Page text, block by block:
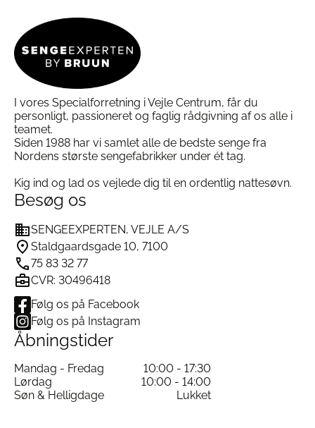
I vores Specialforretning i Vejle Centrum, får du
personligt, passioneret og faglig rådgivning af os alle i
teamet.
Siden 1988 har vi samlet alle de bedste senge fra
Nordens største sengefabrikker under ét tag.
Kig ind og lad os vejlede dig til en ordentlig nattesøvn.
Besøg os
SENGEEXPERTEN, VEJLE A/S
Staldgaardsgade 10, 7100
75 83 32 77
CVR: 30496418
Følg os på Facebook
Følg os på Instagram
Åbningstider
Mandag - Fredag
10:00 - 17:30
Lørdag
10:00 - 14:00
Søn & Helligdage
Lukket